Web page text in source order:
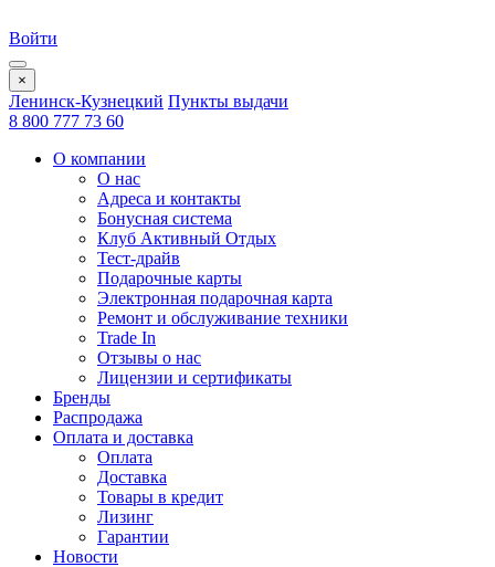
Войти
×
Ленинск-Кузнецкий Пункты выдачи
8 800 777 73 60
О компании
О нас
Адреса и контакты
Бонусная система
Клуб Активный Отдых
Тест-драйв
Подарочные карты
Электронная подарочная карта
Ремонт и обслуживание техники
Trade In
Отзывы о нас
Лицензии и сертификаты
Бренды
Распродажа
Оплата и доставка
Оплата
Доставка
Товары в кредит
Лизинг
Гарантии
Новости